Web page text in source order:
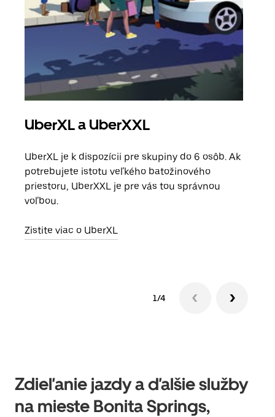
UberXL a UberXXL
UberXL je k dispozícii pre skupiny do 6 osôb. Ak
potrebujete istotu veľkého batožinového
priestoru, UberXXL je pre vás tou správnou
voľbou.
Zistite viac o UberXL
1/4
Zdieľanie jazdy a ďalšie služby
na mieste Bonita Springs,